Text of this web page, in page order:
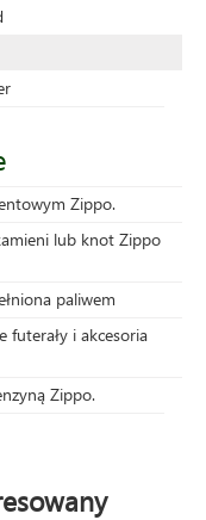
Zippo.
lub knot Zippo
paliwem
futerały i akcesoria
Zippo.